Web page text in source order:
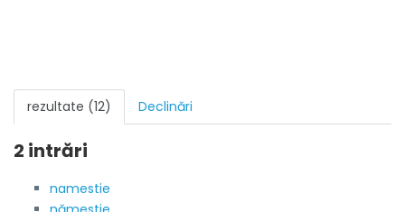
rezultate (12) Declinări
2 intrări
namestie